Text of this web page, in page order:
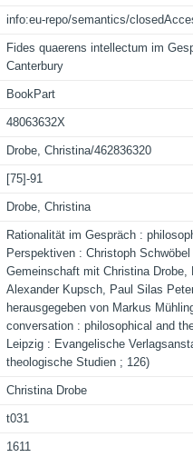
info:eu-repo/semantics/
Fides quaerens intellectum im
Canterbury
BookPart
48063632X
Drobe, Christina/462836320
[75]-91
Drobe, Christina
Rationalität im Gespräch :
Perspektiven : Christoph
Gemeinschaft mit Christina Drobe,
Alexander Kupsch, Paul Silas
herausgegeben von Markus
conversation : philosophical and
Leipzig : Evangelische
theologische Studien ; 126)
Christina Drobe
t031
1611